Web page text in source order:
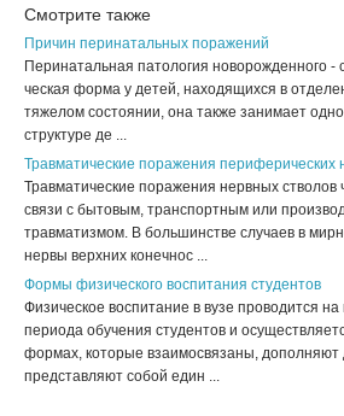
Смотрите также
Причин перинатальных поражений
Перинатальная патология новорожденного -
чес­кая форма у детей, находящихся в
тяжелом состоянии, она также занимает
структуре де ...
Травматические поражения периферических
Травматические поражения нервных стволов
связи с бытовым, транспортным или
травматизмом. В большинстве случаев в
нервы верхних конечнос ...
Формы физического воспитания студентов
Физическое воспитание в вузе проводится
периода обучения студентов и
формах, которые взаимосвязаны, дополняют
представляют собой един ...